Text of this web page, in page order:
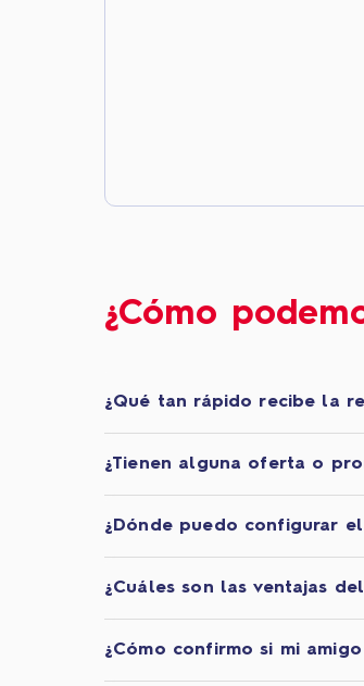
¿Cómo
¿Qué tan rápido recibe la
¿Tienen alguna oferta o
¿Dónde puedo configurar
¿Cuáles son las ventajas
¿Cómo confirmo si mi